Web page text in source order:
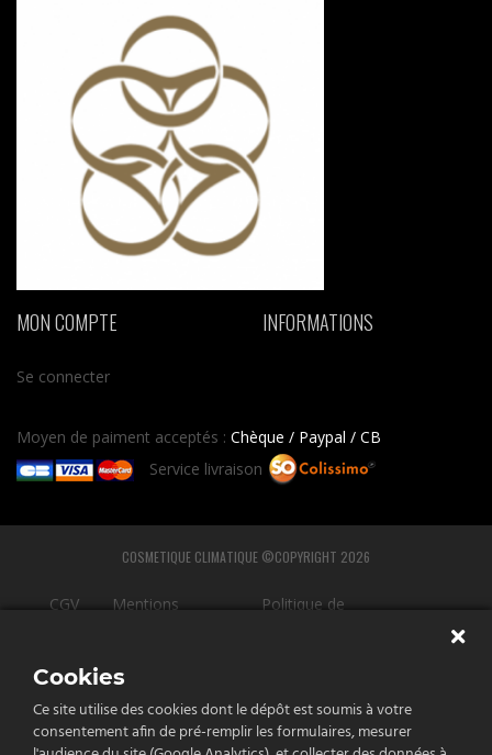
MON COMPTE
Se connecter
INFORMATIONS
Moyen de paiment acceptés : Chèque / Paypal / CB
Service livraison
COSMETIQUE CLIMATIQUE ©COPYRIGHT 2026
CGV
Mentions
Politique de
Cookies
Ce site utilise des cookies dont le dépôt est soumis à votre
consentement afin de pré-remplir les formulaires, mesurer